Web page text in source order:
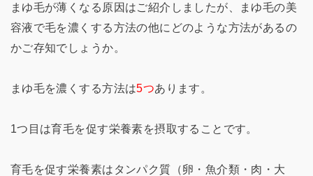
まゆ毛が薄くなる原因はご紹介しましたが、まゆ毛の美
容液で毛を濃くする方法の他にどのような方法があるの
かご存知でしょうか。
まゆ毛を濃くする方法は5つあります。
1つ目は育毛を促す栄養素を摂取することです。
育毛を促す栄養素はタンパク質（卵・魚介類・肉・大